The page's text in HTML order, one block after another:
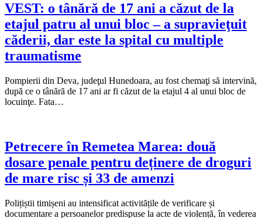
VEST: o tânără de 17 ani a căzut de la
etajul patru al unui bloc – a supravieţuit
căderii, dar este la spital cu multiple
traumatisme
Pompierii din Deva, judeţul Hunedoara, au fost chemaţi să intervină,
după ce o tânără de 17 ani ar fi căzut de la etajul 4 al unui bloc de
locuinţe. Fata…
Petrecere în Remetea Marea: două
dosare penale pentru deținere de droguri
de mare risc și 33 de amenzi
Polițiștii timișeni au intensificat activitățile de verificare și
documentare a persoanelor predispuse la acte de violență, în vederea